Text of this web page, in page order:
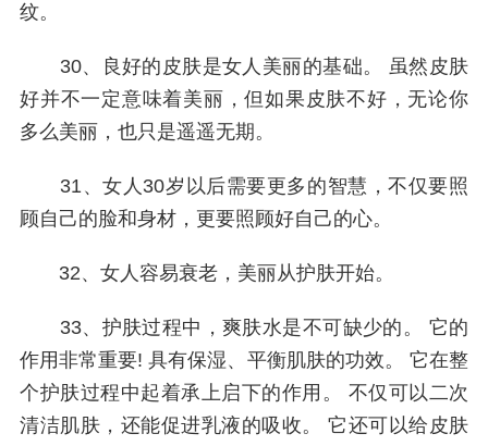
纹。
30、良好的皮肤是女人美丽的基础。 虽然皮肤
好并不一定意味着美丽，但如果皮肤不好，无论你
多么美丽，也只是遥遥无期。
31、女人30岁以后需要更多的智慧，不仅要照
顾自己的脸和身材，更要照顾好自己的心。
32、女人容易衰老，美丽从护肤开始。
33、护肤过程中，爽肤水是不可缺少的。 它的
作用非常重要! 具有保湿、平衡肌肤的功效。 它在整
个护肤过程中起着承上启下的作用。 不仅可以二次
清洁肌肤，还能促进乳液的吸收。 它还可以给皮肤